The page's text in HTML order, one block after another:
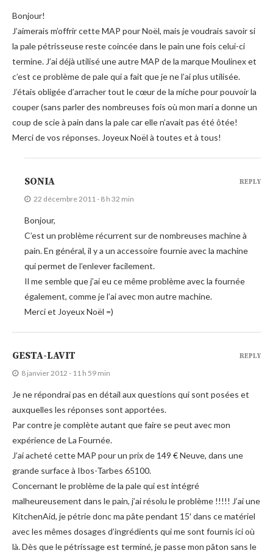
Bonjour!
J’aimerais m’offrir cette MAP pour Noël, mais je voudrais savoir si
la pale pétrisseuse reste coincée dans le pain une fois celui-ci
termine. J’ai déjà utilisé une autre MAP de la marque Moulinex et
c’est ce problème de pale qui a fait que je ne l’ai plus utilisée.
J’étais obligée d’arracher tout le cœur de la miche pour pouvoir la
couper (sans parler des nombreuses fois où mon mari a donne un
coup de scie à pain dans la pale car elle n’avait pas été ôtée!
Merci de vos réponses. Joyeux Noël à toutes et à tous!
SONIA
22 décembre 2011 - 8 h 32 min
Bonjour,
C’est un problème récurrent sur de nombreuses machine à
pain. En général, il y a un accessoire fournie avec la machine
qui permet de l’enlever facilement.
Il me semble que j’ai eu ce même problème avec la fournée
également, comme je l’ai avec mon autre machine.
Merci et Joyeux Noël =)
REPLY
GESTA-LAVIT
8 janvier 2012 - 11 h 59 min
Je ne répondrai pas en détail aux questions qui sont posées et
auxquelles les réponses sont apportées.
Par contre je complète autant que faire se peut avec mon
expérience de La Fournée.
J’ai acheté cette MAP pour un prix de 149 € Neuve, dans une
grande surface à Ibos-Tarbes 65100.
Concernant le problème de la pale qui est intégré
malheureusement dans le pain, j’ai résolu le problème !!!!! J’ai une
KitchenAid, je pétrie donc ma pâte pendant 15′ dans ce matériel
avec les mêmes dosages d’ingrédients qui me sont fournis ici où
là. Dès que le pétrissage est terminé, je passe mon pâton sans le
REPLY